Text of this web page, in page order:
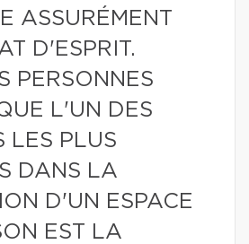
ASSURÉMENT
D'ESPRIT.
PERSONNES
L'UN DES
LES PLUS
DANS LA
D'UN ESPACE
EST LA